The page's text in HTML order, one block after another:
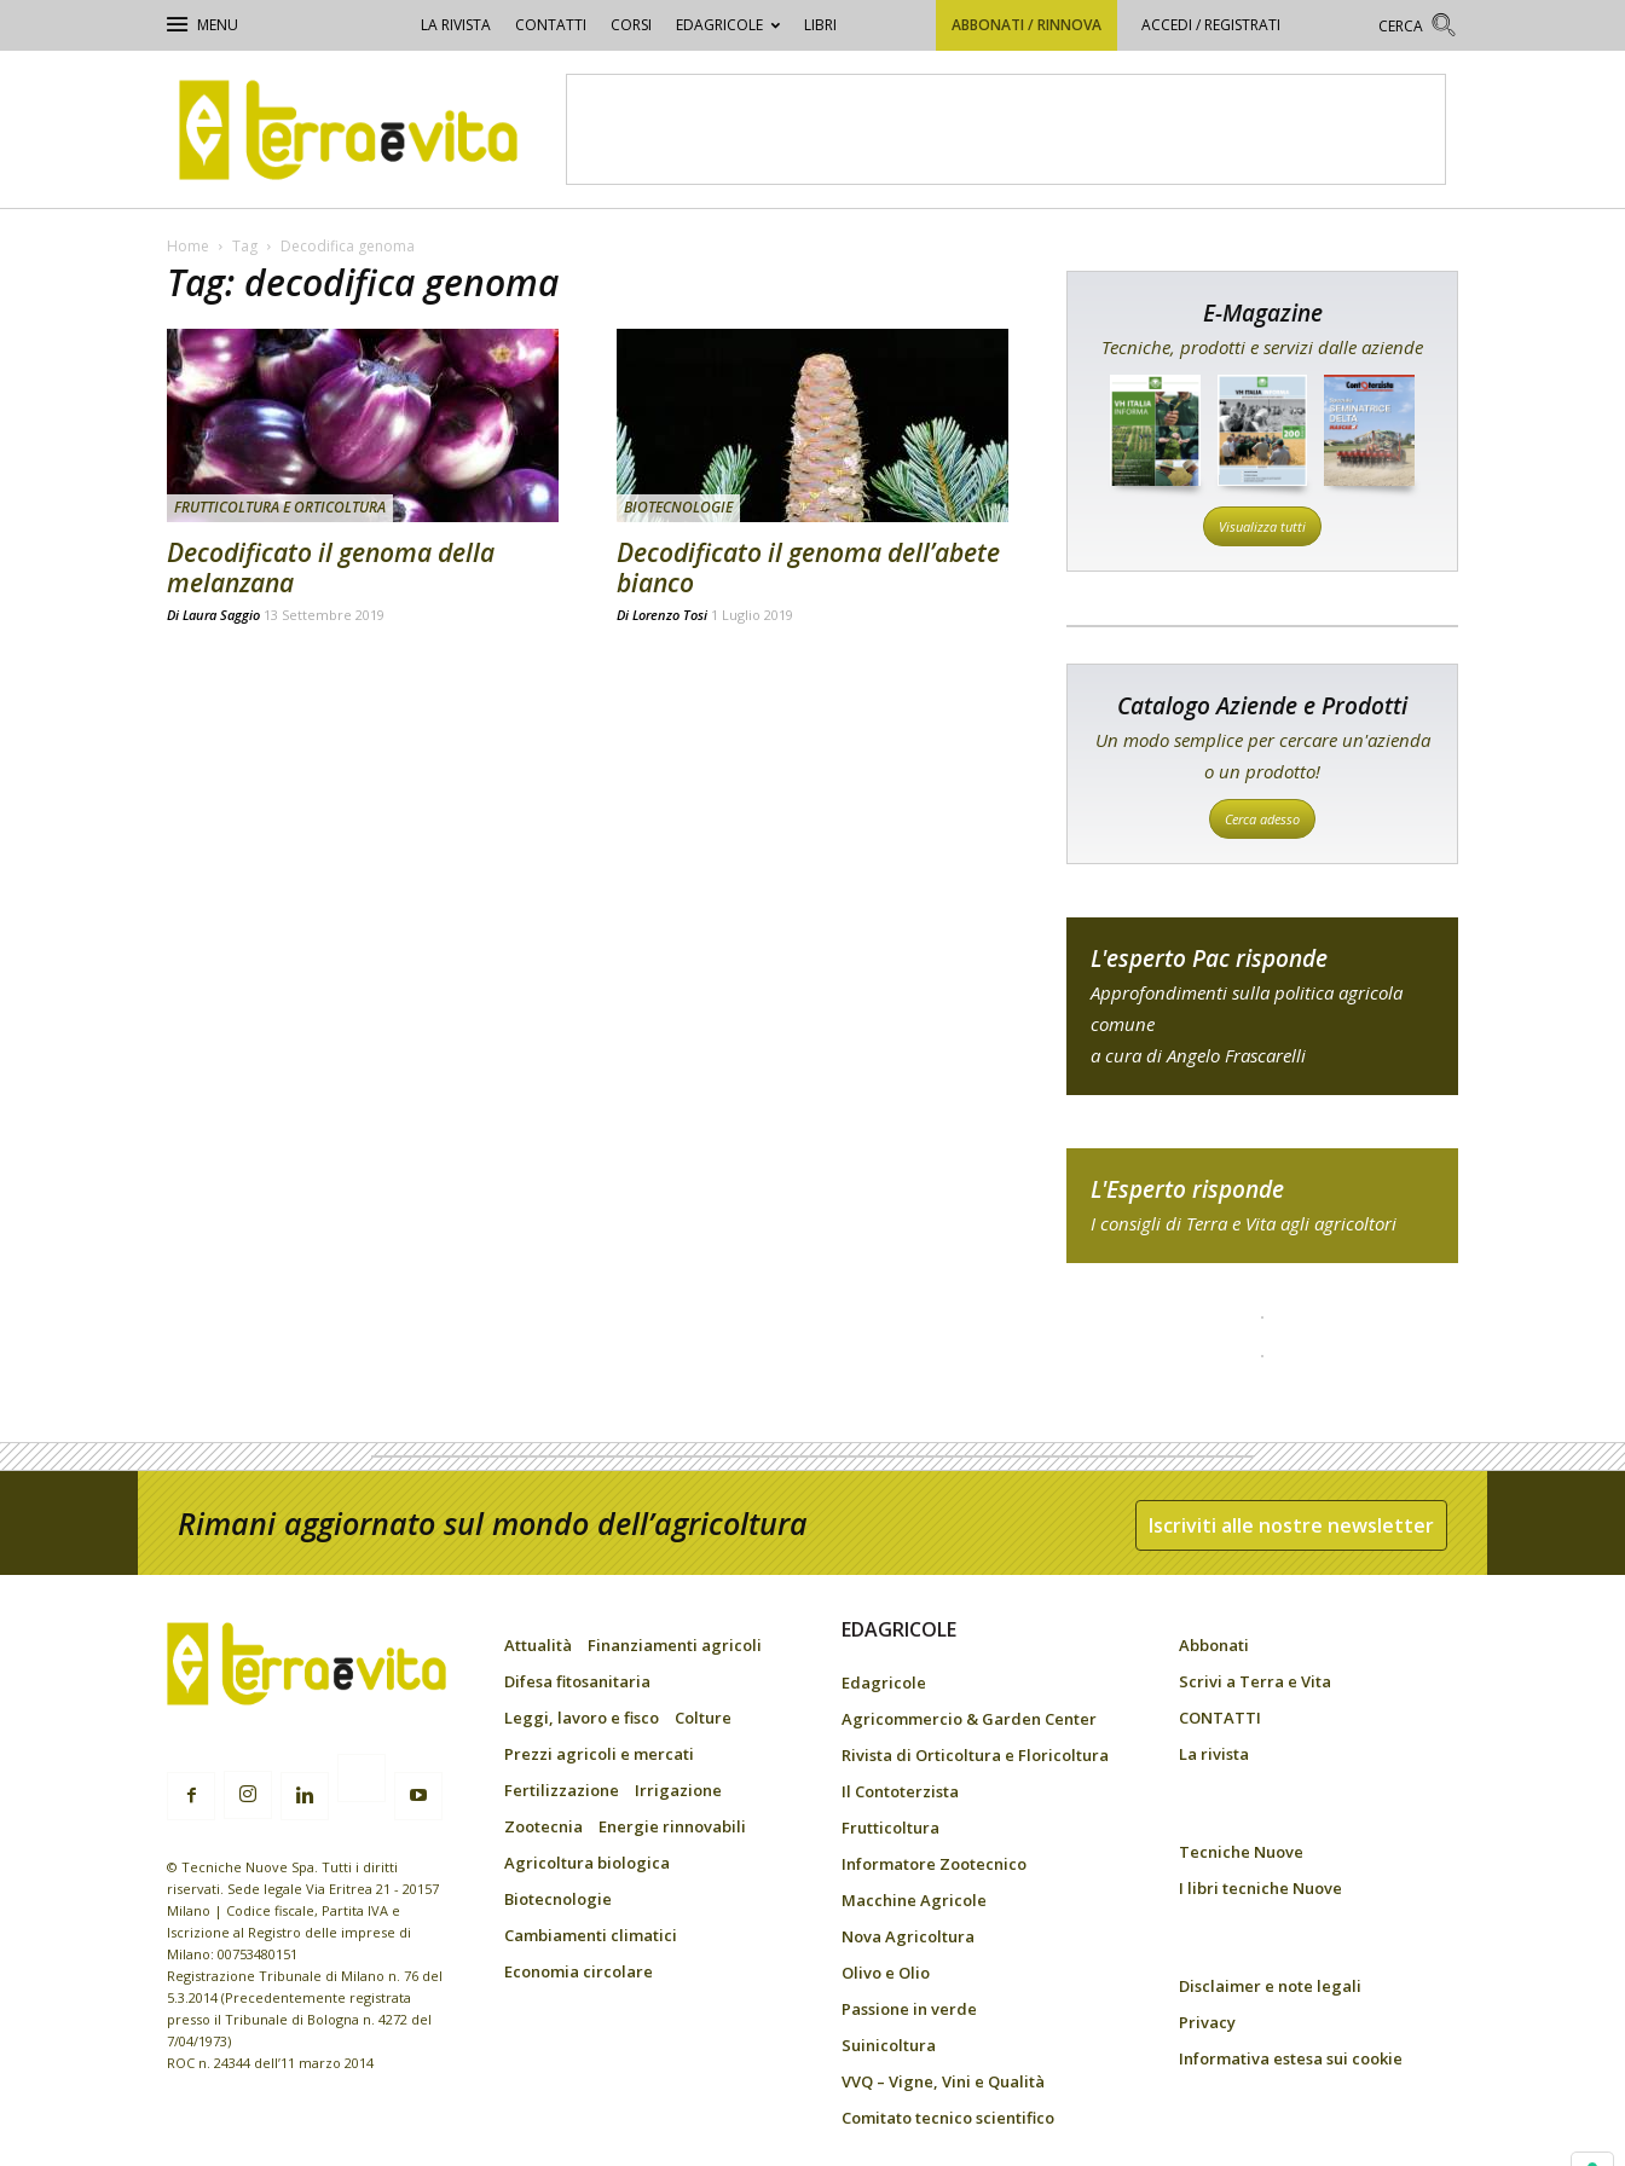
LA RIVISTA CONTATTI CORSI EDAGRICOLE LIBRI ABBONATI / RINNOVA ACCEDI / REGISTRATI
Terra
e
Vita
Home Tag Decodifica genoma
Tag: decodifica genoma
FRUTTICOLTURA E ORTICOLTURA
Decodificato il genoma della
melanzana
Di Laura Saggio 13 Settembre 2019
BIOTECNOLOGIE
Decodificato il genoma dell’abete
bianco
Di Lorenzo Tosi 1 Luglio 2019
E-Magazine
Tecniche, prodotti e servizi dalle aziende
Visualizza tutti
Catalogo Aziende e Prodotti
Un modo semplice per cercare un'azienda
o un prodotto!
Cerca adesso
L'esperto Pac risponde
Approfondimenti sulla politica agricola
comune
a cura di Angelo Frascarelli
L'Esperto risponde
I consigli di Terra e Vita agli agricoltori
Rimani aggiornato sul mondo dell’agricoltura Iscriviti alle nostre newsletter
© Tecniche Nuove Spa. Tutti i diritti
riservati. Sede legale Via Eritrea 21 - 20157
Milano | Codice fiscale, Partita IVA e
Iscrizione al Registro delle imprese di
Milano: 00753480151
Registrazione Tribunale di Milano n. 76 del
5.3.2014 (Precedentemente registrata
presso il Tribunale di Bologna n. 4272 del
7/04/1973)
ROC n. 24344 dell’11 marzo 2014
Attualità
Finanziamenti agricoli
Difesa fitosanitaria
Leggi, lavoro e fisco
Colture
Prezzi agricoli e mercati
Fertilizzazione
Irrigazione
Zootecnia
Energie rinnovabili
Agricoltura biologica
Biotecnologie
Cambiamenti climatici
Economia circolare
EDAGRICOLE
Edagricole
Agricommercio & Garden Center
Rivista di Orticoltura e Floricoltura
Il Contoterzista
Frutticoltura
Informatore Zootecnico
Macchine Agricole
Nova Agricoltura
Olivo e Olio
Passione in verde
Suinicoltura
VVQ – Vigne, Vini e Qualità
Comitato tecnico scientifico
Abbonati
Scrivi a Terra e Vita
CONTATTI
La rivista
Tecniche Nuove
I libri tecniche Nuove
Disclaimer e note legali
Privacy
Informativa estesa sui cookie